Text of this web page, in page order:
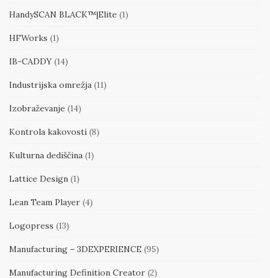
HandySCAN BLACK™|Elite (1)
HFWorks (1)
IB-CADDY (14)
Industrijska omrežja (11)
Izobraževanje (14)
Kontrola kakovosti (8)
Kulturna dediščina (1)
Lattice Design (1)
Lean Team Player (4)
Logopress (13)
Manufacturing – 3DEXPERIENCE (95)
Manufacturing Definition Creator (2)